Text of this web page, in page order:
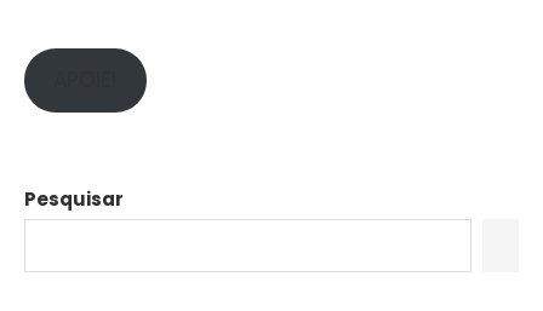
Pesquisar